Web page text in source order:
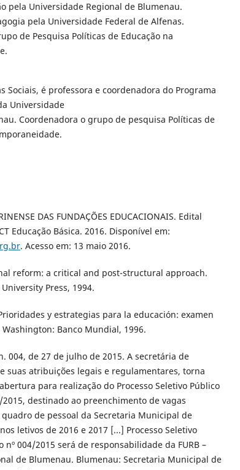
pela Universidade Regional de Blumenau.
pela Universidade Federal de Alfenas.
de Pesquisa Políticas de Educação na
Sociais, é professora e coordenadora do Programa
Universidade
Coordenadora o grupo de pesquisa Políticas de
DAS FUNDAÇÕES EDUCACIONAIS. Edital
Educação Básica. 2016. Disponível em:
. Acesso em: 13 maio 2016.
reform: a critical and post-structural approach.
Press, 1994.
y estrategias para la educación: examen
Banco Mundial, 1996.
004, de 27 de julho de 2015. A secretária de
suas atribuições legais e regulamentares, torna
para realização do Processo Seletivo Público
destinado ao preenchimento de vagas
de pessoal da Secretaria Municipal de
letivos de 2016 e 2017 [...] Processo Seletivo
nº 004/2015 será de responsabilidade da FURB –
de Blumenau. Blumenau: Secretaria Municipal de